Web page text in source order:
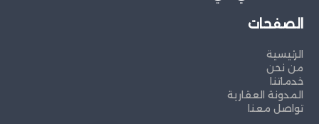
الصفحات
الرئيسية
من نحن
خدماتنا
المدونة العقارية
تواصل معنا